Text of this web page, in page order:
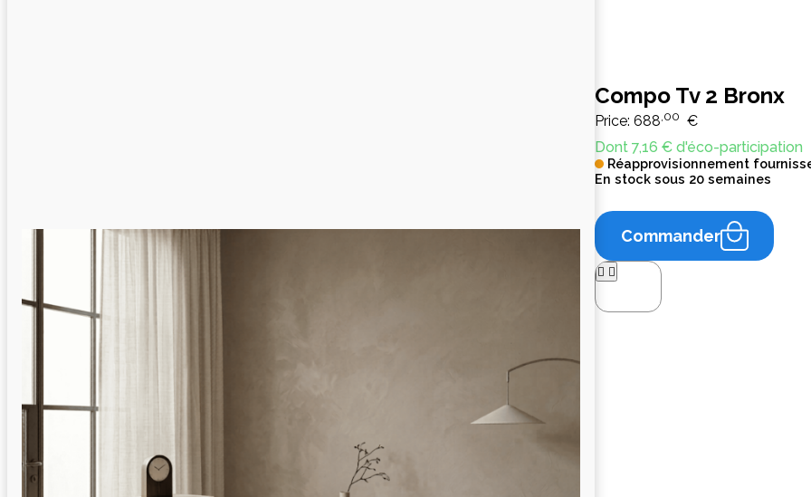
Compo Tv 2 Bronx
Price: 688 ,00 €
Dont 7,16 € d'éco-participation
Réapprovisionnement
En stock sous 20 semaines
Commander
 